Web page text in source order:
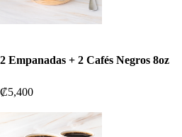
2 Empanadas + 2 Cafés Negros 8oz
₡5,400